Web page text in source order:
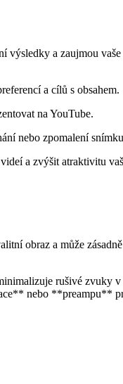
a zaujmou
a cílů s obsahem.
na YouTube.
nebo zpomalení
a zvýšit atraktivitu
obraz a může
rušivé zvuky
nebo **preampu**